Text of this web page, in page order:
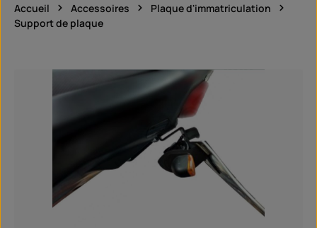
Accueil Accessoires
Plaque d'immatriculation
Support de plaque
Ignorer la galerie d'images